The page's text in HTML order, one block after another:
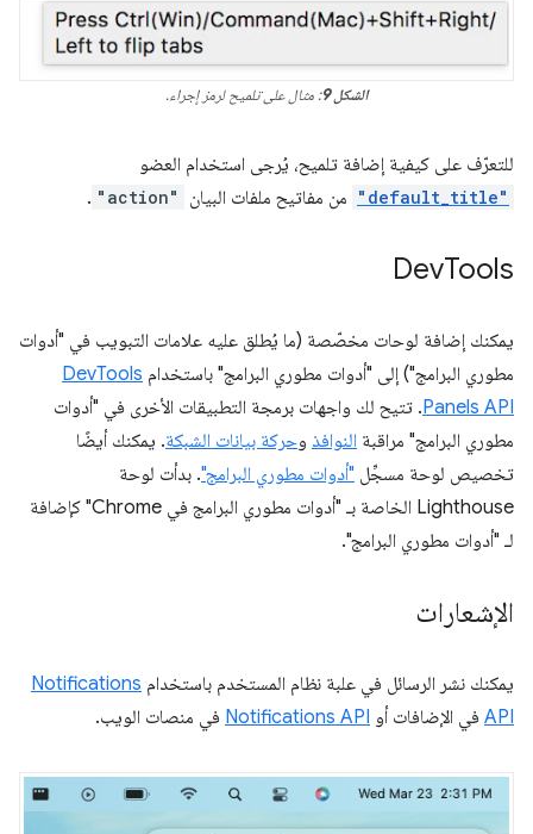
الشكل 9 : مثال على تلميح لرمز إجراء.
للتعرّف على كيفية إضافة تلميح، يُرجى استخدام العضو
"default_title" من مفاتيح ملفات البيان "action"
.
DevTools
يمكنك إضافة لوحات مخصّصة (ما يُطلق عليه علامات التبويب في "أدوات
مطوري البرامج") إلى "أدوات مطوري البرامج" باستخدام DevTools
Panels API. تتيح لك واجهات برمجة التطبيقات الأخرى في "أدوات
مطوري البرامج" مراقبة النوافذ وحركة بيانات الشبكة. يمكنك أيضًا
تخصيص لوحة مسجِّل "أدوات مطوري البرامج". بدأت لوحة
Lighthouse الخاصة بـ "أدوات مطوري البرامج في Chrome" كإضافة
لـ "أدوات مطوري البرامج".
الإشعارات
يمكنك نشر الرسائل في علبة نظام المستخدم باستخدام Notifications
API في الإضافات أو Notifications API في منصات الويب.